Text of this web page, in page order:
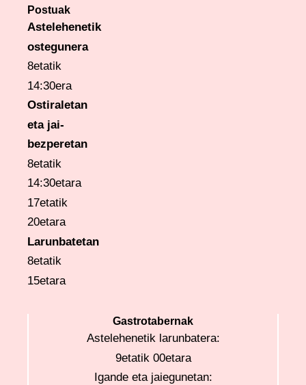
Postuak
Astelehenetik
ostegunera
8etatik
14:30era
Ostiraletan
eta jai-
bezperetan
8etatik
14:30etara
17etatik
20etara
Larunbatetan
8etatik
15etara
Gastrotabernak
Astelehenetik larunbatera:
9etatik 00etara
Igande eta jaiegunetan: